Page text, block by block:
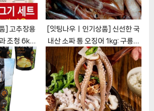
] 고추장용
조청 6kg
내산 고추
ㅣ
]
[잇팅나우ㅣ인기상품] 신선한 국
내산 소짜 통 오징어 1kg: 구룡포
의 자연 그대로 [EatingNOWㅣ
추천상품]